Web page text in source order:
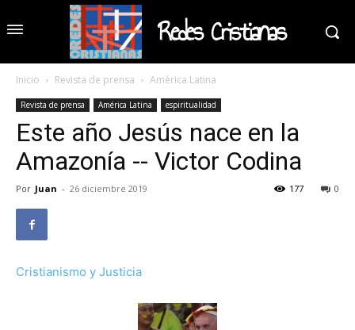
Redes Cristianas
Inicio Revista de prensa América Latina
Revista de prensa América Latina espiritualidad
Este año Jesús nace en la
Amazonía -- Victor Codina
Por Juan - 26 diciembre 2019 0
177
Cristianismo y Justicia